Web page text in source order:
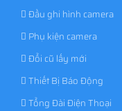
Đầu ghi hình camera
Phụ kiện camera
Đổi cũ lấy mới
Thiết Bị Báo Động
Tổng Đài Điện Thoại